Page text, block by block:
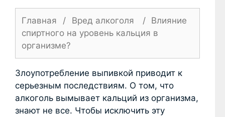
Главная / Вред алкоголя /
Влияние
спиртного на уровень кальция в
организме?
Злоупотребление выпивкой приводит к
серьезным последствиям. О том, что
алкоголь вымывает кальций из организма,
знают не все. Чтобы исключить эту